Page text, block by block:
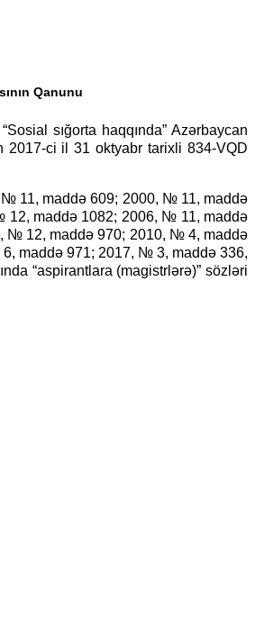
Qanunu
sığorta haqqında” Azərbaycan
2017-ci il 31 oktyabr tarixli 834-VQD
№ 11, maddə 609; 2000, № 11, maddə
maddə 1082; 2006, № 11, maddə
№ 12, maddə 970; 2010, № 4, maddə
maddə 971; 2017, № 3, maddə 336,
“aspirantlara (magistrlərə)” sözləri